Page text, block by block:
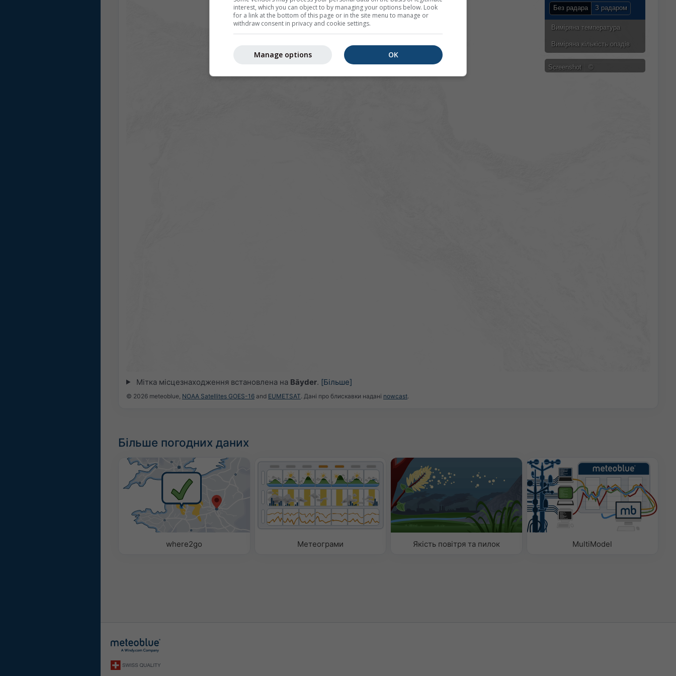
Screenshot ©
Без радара З радаром
Виміряна температура
Виміряна кількість опадів
Мітка місцезнаходження встановлена на Bāyder. [Більше]
© 2026 meteoblue, NOAA Satellites GOES-16 and EUMETSAT. Дані про блискавки надані nowcast.
Більше погодних даних
where2go Метеограми Якість повітря та пилок MultiModel
interest, which you can object to by managing your options below. Look
for a link at the bottom of this page or in the site menu to manage or
withdraw consent in privacy and cookie settings.
OK
Manage options